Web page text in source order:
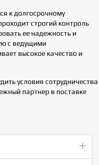
к долгосрочному
строгий контроль
ее надежность и
с ведущими
высокое качество и
условия сотрудничества
партнер в поставке